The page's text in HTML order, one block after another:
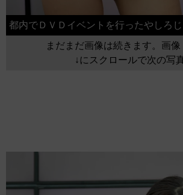
都内でＤＶＤイベントを行ったやしろじ
まだまだ画像は続きます。画像
↓にスクロールで次の写